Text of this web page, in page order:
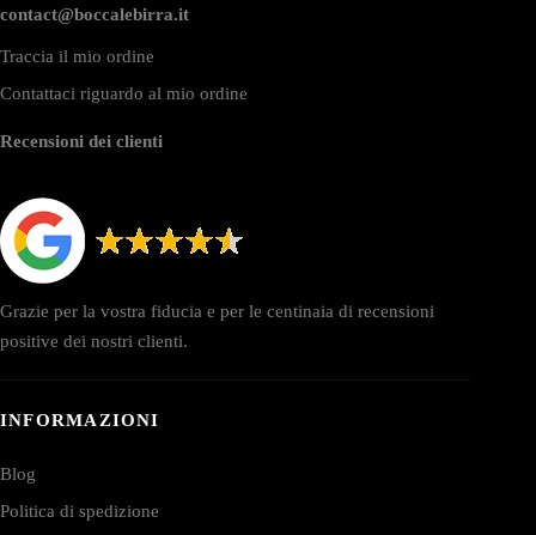
contact@boccalebirra.it
Traccia il mio ordine
Contattaci riguardo al mio ordine
Recensioni dei clienti
Grazie per la vostra fiducia e per le centinaia di recensioni
positive dei nostri clienti.
INFORMAZIONI
Blog
Politica di spedizione